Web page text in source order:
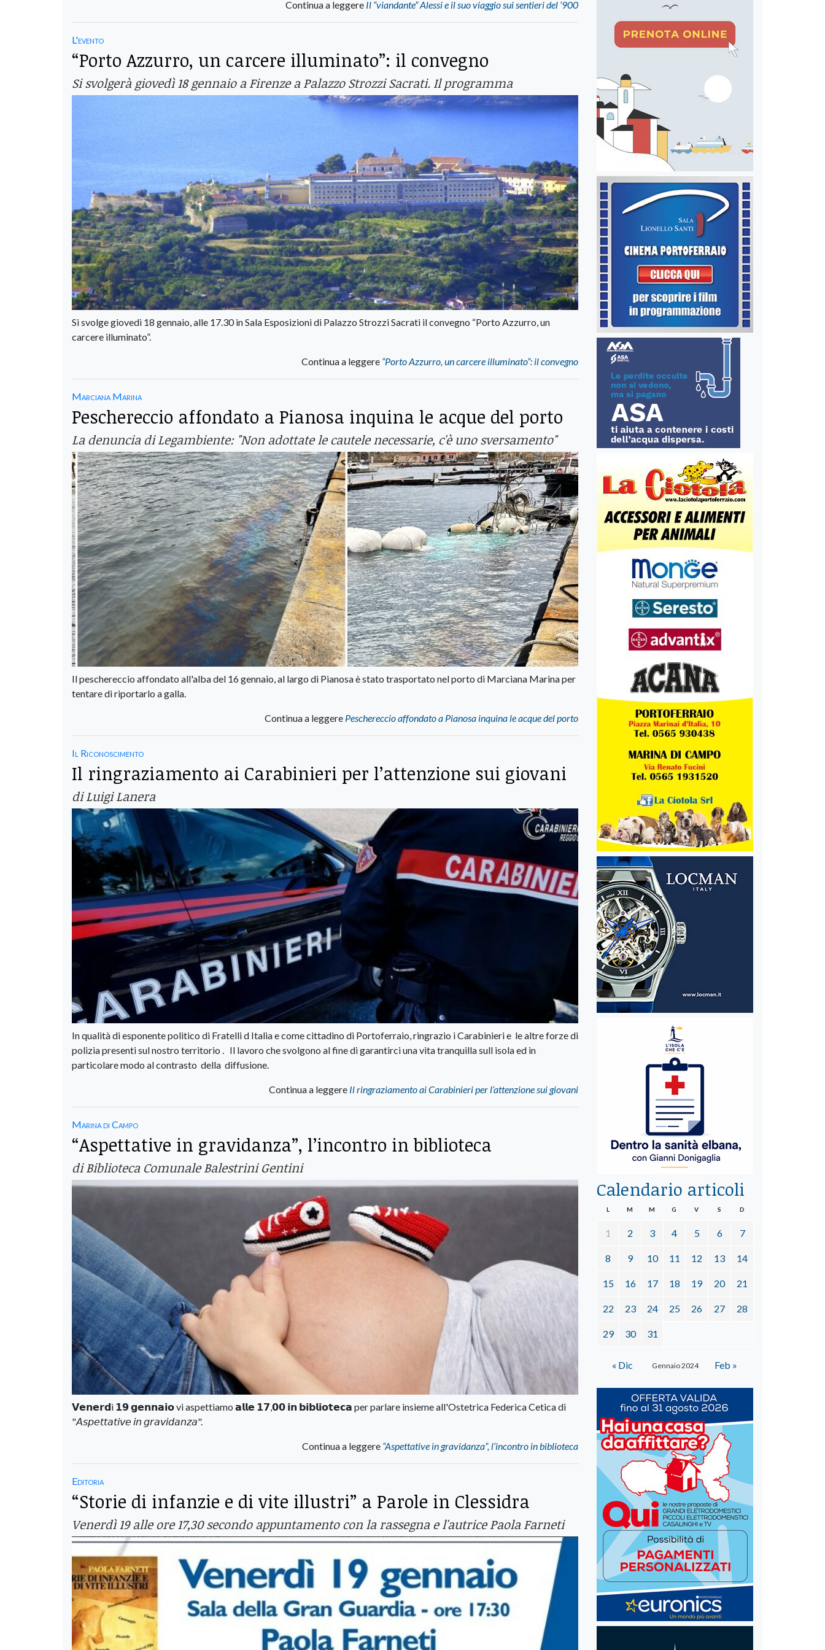
Continua a leggere Il “viandante” Alessi e il suo viaggio sui sentieri del ‘900
L'evento
“Porto Azzurro, un carcere illuminato”: il convegno
Si svolgerà giovedì 18 gennaio a Firenze a Palazzo Strozzi Sacrati. Il programma
Si svolge giovedì 18 gennaio, alle 17.30 in Sala Esposizioni di Palazzo Strozzi Sacrati il ​​convegno “Porto Azzurro, un
carcere illuminato”.
Continua a leggere “Porto Azzurro, un carcere illuminato”: il convegno
Marciana Marina
Peschereccio affondato a Pianosa inquina le acque del porto
La denuncia di Legambiente: "Non adottate le cautele necessarie, c'è uno sversamento"
Il peschereccio affondato all'alba del 16 gennaio, al largo di Pianosa è stato trasportato nel porto di Marciana Marina per
tentare di riportarlo a galla.
Continua a leggere Peschereccio affondato a Pianosa inquina le acque del porto
Il Riconoscimento
Il ringraziamento ai Carabinieri per l’attenzione sui giovani
di Luigi Lanera
In qualità di esponente politico di Fratelli d Italia e come cittadino di Portoferraio, ringrazio i Carabinieri e le altre forze di
polizia presenti sul nostro territorio . Il lavoro che svolgono al fine di garantirci una vita tranquilla sull isola ed in
particolare modo al contrasto della diffusione.
Continua a leggere Il ringraziamento ai Carabinieri per l’attenzione sui giovani
Marina di Campo
“Aspettative in gravidanza”, l’incontro in biblioteca
di Biblioteca Comunale Balestrini Gentini
𝗩𝗲𝗻𝗲𝗿𝗱ì 𝟭𝟵 𝗴𝗲𝗻𝗻𝗮𝗶𝗼 vi aspettiamo 𝗮𝗹𝗹𝗲 𝟭𝟳,𝟬𝟬 𝗶𝗻 𝗯𝗶𝗯𝗹𝗶𝗼𝘁𝗲𝗰𝗮 per parlare insieme all'Ostetrica Federica Cetica di
"𝘈𝘴𝘱𝘦𝘵𝘵𝘢𝘵𝘪𝘷𝘦 𝘪𝘯 𝘨𝘳𝘢𝘷𝘪𝘥𝘢𝘯𝘻𝘢".
Continua a leggere “Aspettative in gravidanza”, l’incontro in biblioteca
Editoria
“Storie di infanzie e di vite illustri” a Parole in Clessidra
Venerdì 19 alle ore 17,30 secondo appuntamento con la rassegna e l'autrice Paola Farneti
Calendario articoli
Gennaio 2024
L M M G V S D
1 2 3 4 5 6 7
8 9 10 11 12 13 14
15 16 17 18 19 20 21
22 23 24 25 26 27 28
29 30 31
« Dic Feb »